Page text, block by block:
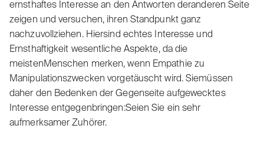
ernsthaftes Interesse an den Antworten deranderen Seite
zeigen und versuchen, ihren Standpunkt ganz
nachzuvollziehen. Hiersind echtes Interesse und
Ernsthaftigkeit wesentliche Aspekte, da die
meistenMenschen merken, wenn Empathie zu
Manipulationszwecken vorgetäuscht wird. Siemüssen
daher den Bedenken der Gegenseite aufgewecktes
Interesse entgegenbringen:Seien Sie ein sehr
aufmerksamer Zuhörer.